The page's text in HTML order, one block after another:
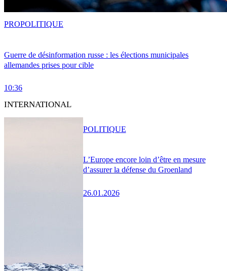
Guerre de désinformation russe : les élections municipales
allemandes prises pour cible
10:36
PROPOLITIQUE
INTERNATIONAL
L’Europe encore loin d’être en mesure
d’assurer la défense du Groenland
26.01.2026
POLITIQUE